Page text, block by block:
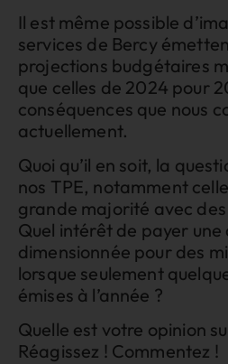
Il est même possible
services de Bercy
projections budgétaires
que celles de 2024 pour
conséquences que nous
actuellement.
Quoi qu’il en soit, la
nos TPE, notamment
grande majorité avec
Quel intérêt de payer
dimensionnée pour des
lorsque seulement
émises à l’année ?
Quelle est votre opinion
Réagissez ! Commentez !